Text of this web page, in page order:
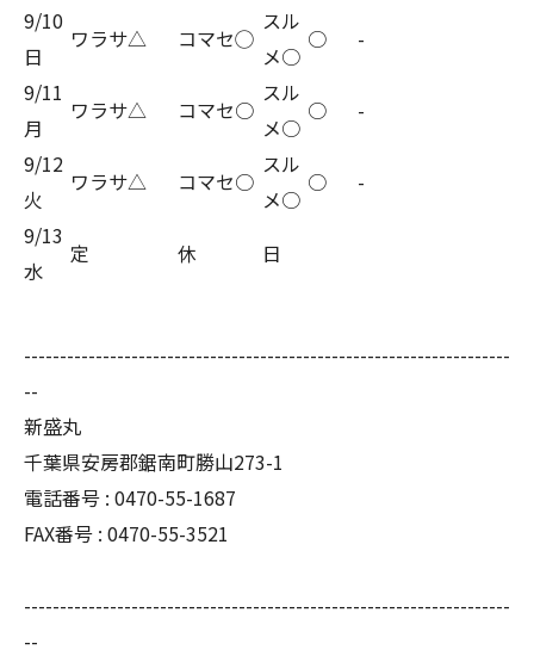
9/10
日
ワラサ△ コマセ◯
スル
メ○
○
-
9/11
月
ワラサ△ コマセ○
スル
メ○
○
-
9/12
火
ワラサ△ コマセ○
スル
メ○
○
-
9/13
水
定 休 日
--------------------------------------------------------------------
--
新盛丸
千葉県安房郡鋸南町勝山273-1
電話番号 : 0470-55-1687
FAX番号 : 0470-55-3521
--------------------------------------------------------------------
--